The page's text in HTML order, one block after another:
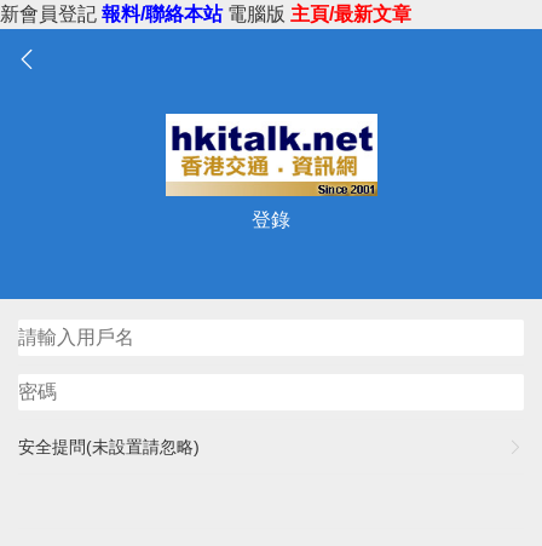
新會員登記 報料/聯絡本站 電腦版 主頁/最新文章
登錄
安全提問(未設置請忽略)